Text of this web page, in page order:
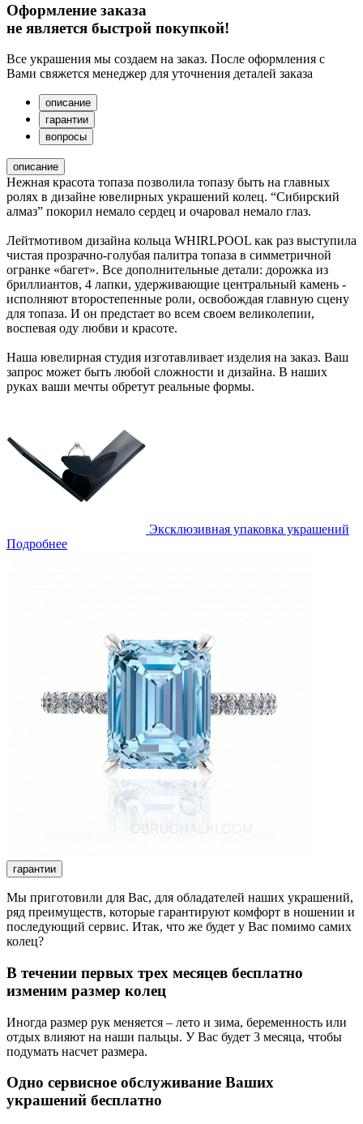
Оформление заказа
не является быстрой покупкой!
Все украшения мы создаем на заказ. После оформления с
Вами свяжется менеджер для уточнения деталей заказа
описание
гарантии
вопросы
описание
Нежная красота топаза позволила топазу быть на главных
ролях в дизайне ювелирных украшений колец. “Сибирский
алмаз” покорил немало сердец и очаровал немало глаз.
Лейтмотивом дизайна кольца WHIRLPOOL как раз выступила
чистая прозрачно-голубая палитра топаза в симметричной
огранке «багет». Все дополнительные детали: дорожка из
бриллиантов, 4 лапки, удерживающие центральный камень -
исполняют второстепенные роли, освобождая главную сцену
для топаза. И он предстает во всем своем великолепии,
воспевая оду любви и красоте.
Наша ювелирная студия изготавливает изделия на заказ. Ваш
запрос может быть любой сложности и дизайна. В наших
руках ваши мечты обретут реальные формы.
Эксклюзивная упаковка украшений
Подробнее
гарантии
Мы приготовили для Вас, для обладателей наших украшений,
ряд преимуществ, которые гарантируют комфорт в ношении и
последующий сервис. Итак, что же будет у Вас помимо самих
колец?
В течении первых трех месяцев бесплатно
изменим размер колец
Иногда размер рук меняется – лето и зима, беременность или
отдых влияют на наши пальцы. У Вас будет 3 месяца, чтобы
подумать насчет размера.
Одно сервисное обслуживание Ваших
украшений бесплатно